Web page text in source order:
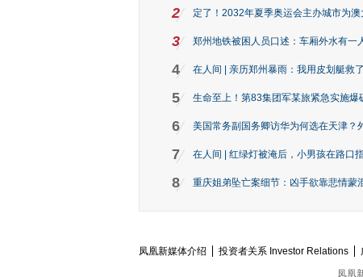
2 定了！2032年夏季奥运会主办城市为
3 郑州地铁被困人员口述：车厢外水有一
4 在人间 | 亲历郑州暴雨：我用皮划艇救
5 生命至上！第83集团军某旅紧急实施爆
6 美国常务副国务卿访华为何选在天津？
7 在人间 | 红绿灯被淹后，小男孩在路口
8 重庆姐弟坠亡案细节：凶手欲靠悲情蒙
凤凰新媒体介绍 投资者关系 Investor Relations
凤凰